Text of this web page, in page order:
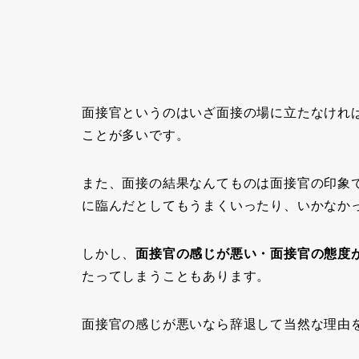
面接官というのはいざ面接の場に立たなけれ
ことが多いです。
また、面接の結果なんてものは面接官の印
に臨んだとしてもうまくいったり、いかなか
しかし、面接官の感じが悪い・面接官の態度
たってしまうこともあります。
面接官の感じが悪いなら辞退して当然な理由